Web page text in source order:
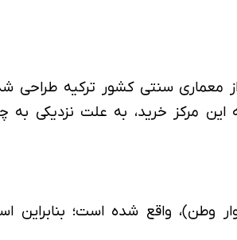
و 1 طبقه امکانات تفریحی)، با الهام از معماری سنتی
مرکز خرید، به علت نزدیکی به
متری) چهارراه آکسارای (به سمت بلوار وطن)، واقع شده